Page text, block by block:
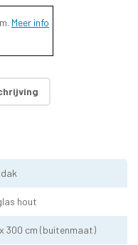
Meer info
hout
300 cm (buitenmaat)